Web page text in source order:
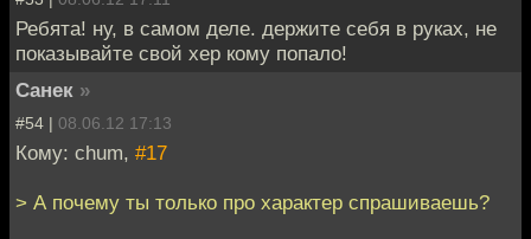
Ребята! ну, в самом деле. держите себя в руках, не
показывайте свой хер кому попало!
Санек »
#54 | 08.06.12 17:13
Кому: chum, #17
> А почему ты только про характер спрашиваешь?